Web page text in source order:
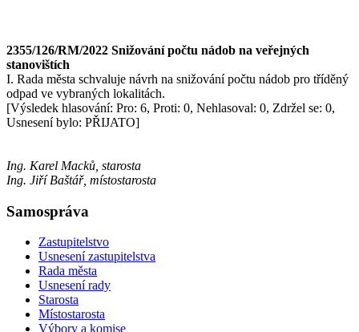
2355/126/RM/2022 Snižování počtu nádob na veřejných
stanovištích
I. Rada města schvaluje návrh na snižování počtu nádob pro tříděný
odpad ve vybraných lokalitách.
[Výsledek hlasování: Pro: 6, Proti: 0, Nehlasoval: 0, Zdržel se: 0,
Usnesení bylo: PŘIJATO]
Ing. Karel Macků, starosta
Ing. Jiří Baštář, místostarosta
Samospráva
Zastupitelstvo
Usnesení zastupitelstva
Rada města
Usnesení rady
Starosta
Místostarosta
Výbory a komise